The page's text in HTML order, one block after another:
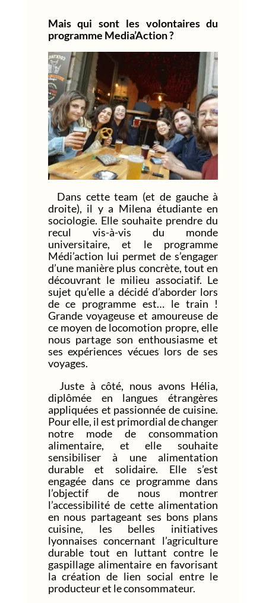
Mais qui sont les volontaires du
programme Media’Action ?
Dans cette team (et de gauche à
droite), il y a Milena étudiante en
sociologie. Elle souhaite prendre du
recul vis-à-vis du monde
universitaire, et le programme
Médi’action lui permet de s’engager
d’une manière plus concrète, tout en
découvrant le milieu associatif. Le
sujet qu’elle a décidé d’aborder lors
de ce programme est… le train !
Grande voyageuse et amoureuse de
ce moyen de locomotion propre, elle
nous partage son enthousiasme et
ses expériences vécues lors de ses
voyages.
Juste à côté, nous avons Hélia,
diplômée en langues étrangères
appliquées et passionnée de cuisine.
Pour elle, il est primordial de changer
notre mode de consommation
alimentaire, et elle souhaite
sensibiliser à une alimentation
durable et solidaire. Elle s’est
engagée dans ce programme dans
l’objectif de nous montrer
l’accessibilité de cette alimentation
en nous partageant ses bons plans
cuisine, les belles initiatives
lyonnaises concernant l’agriculture
durable tout en luttant contre le
gaspillage alimentaire en favorisant
la création de lien social entre le
producteur et le consommateur.